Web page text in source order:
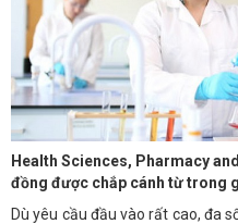
Health Sciences, Pharmacy
đồng được chắp cánh từ trong
Dù yêu cầu đầu vào rất cao, đa